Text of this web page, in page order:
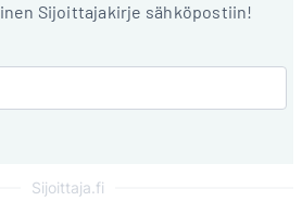
Sijoittajakirje sähköpostiin!
Sijoittaja.fi